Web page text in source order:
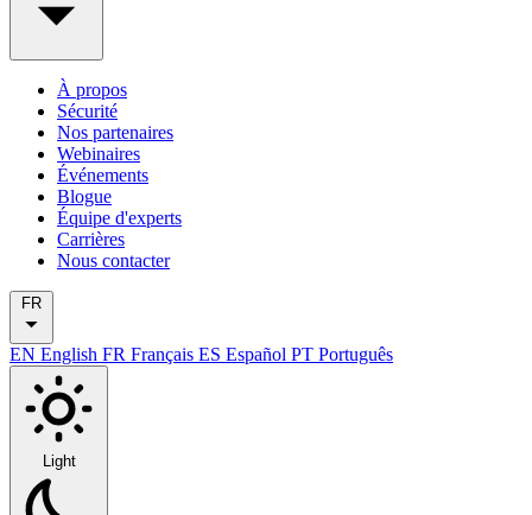
À propos
Sécurité
Nos partenaires
Webinaires
Événements
Blogue
Équipe d'experts
Carrières
Nous contacter
EN English FR Français ES Español PT Português
Light